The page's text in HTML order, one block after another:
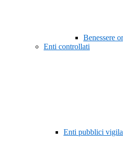
Benessere
Enti controllati
Enti pubblici